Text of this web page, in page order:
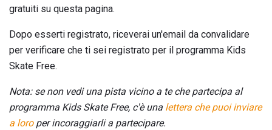
gratuiti su questa pagina.
Dopo esserti registrato, riceverai un'email da convalidare
per verificare che ti sei registrato per il programma Kids
Skate Free.
Nota: se non vedi una pista vicino a te che partecipa al
programma Kids Skate Free, c'è una lettera che puoi inviare
a loroper incoraggiarli a partecipare.